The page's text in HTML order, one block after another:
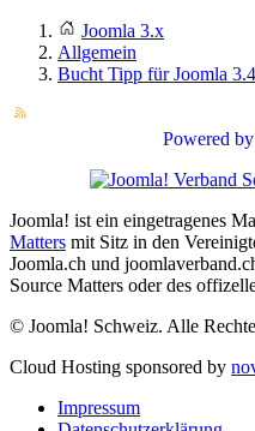
Joomla 3.x
Allgemein
Bucht Tipp für Joomla
Powered by
Joomla! ist ein eingetragenes
Matters mit Sitz in den
Joomla.ch und
Source Matters oder des
© Joomla! Schweiz. Alle
Cloud Hosting sponsored by
Impressum